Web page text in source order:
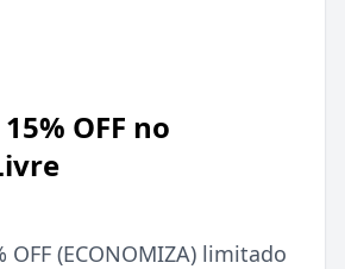
OFF no
OFF (ECONOMIZA) limitado